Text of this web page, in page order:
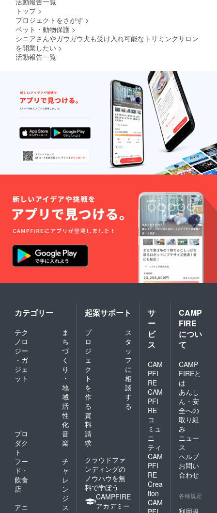
く可能
性があ
了承く
だい。
掲載内
容の詳
細につ
いては
メッ
セージ
または
メール
にて打
ち合わ
せさせ
てくだ
あたた
かいご
支援を
よろし
くお願
いいた
しま
す。
日間以
上空け
プーの
しすぎ
は肌に
負担が
かかる
ため。)
■ドク
タース
トップ
やワン
ちゃん
の健康
状態が
悪化し
と判断
した時
は、
シャン
プー・
トリミ
ングを
お断り
する場
りま
す。 ■
基本的
更・権
利の譲
渡はで
きませ
ん。 ■
現金化
(返金・
換金い
ずれも)
不可で
す。 ■
有効期
限: 開
業〜 Ａ.
ご登録
中のワ
ンちゃ
んが亡
くなっ
た、も
しくは
ングで
きる健
康状態
トップ >
プロジェクトをさがす >
ペット・動物保護 >
シニアさんやガウガウ犬も受け入れ可能なトリミングサロン
を開業したい >
活動報告一覧
カテゴリー
テク
ノロ
ジー
・ガ
ジェ
ット
ま
ち
づ
く
り
・
地
域
活
性
化
プロ
ダク
ト
音
楽
フー
ド・
飲食
店
チ
ャ
レ
ン
ジ
アニ
ス
起案サポート
プ
ロ
ジ
ェ
ク
ト
を
作
る
ス
タ
ッ
フ
に
相
談
す
る
資
料
請
求
クラウドファ
ンディングの
ノウハウを無
料で学ぼう
CAMPFIRE
アカデミー
サ
ー
ビ
ス
CAM
PFI
RE
CAM
PFI
RE
コ
ミュ
ニ
ティ
CAM
PFI
RE
Crea
tion
CAM
CAMP
FIRE
につい
て
CAMP
FIREと
は
あんし
ん・安
全への
取り組
み
ニュー
ス
ヘルプ
お問い
合わせ
各種規定